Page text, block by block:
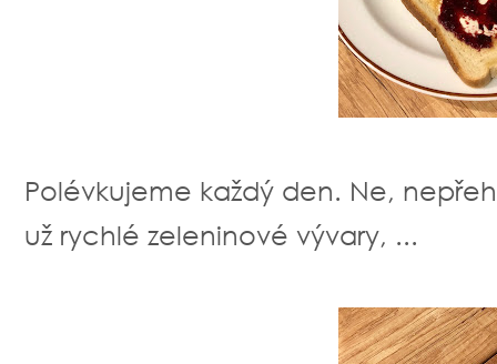
Polévkujeme každý den. Ne,
už rychlé zeleninové vývary, ...